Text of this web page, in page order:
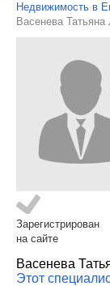
Недвижимость в
Васенева
Зарегистрирован
на сайте
Васенева
Этот